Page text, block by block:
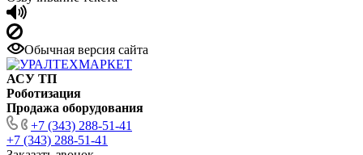
Обычная версия сайта
АСУ ТП
Роботизация
Продажа оборудования
+7 (343) 288-51-41
+7 (343) 288-51-41